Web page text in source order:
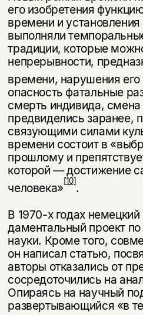
его изобретения
времени и
выполняли
традиции, которые
непрерывности,
времени, нарушения
опасность фатальные
смерть индивида, смена
предвиделись заранее,
связующими си­лами
времени состоит в
прошлому и
которой — достижение
человека»[10].
В 1970-х годах
даментальный проект
науки. Кроме того,
он написал статью,
авторы отказались от
сосредоточились на
Опираясь на научный
развертывающийся «в